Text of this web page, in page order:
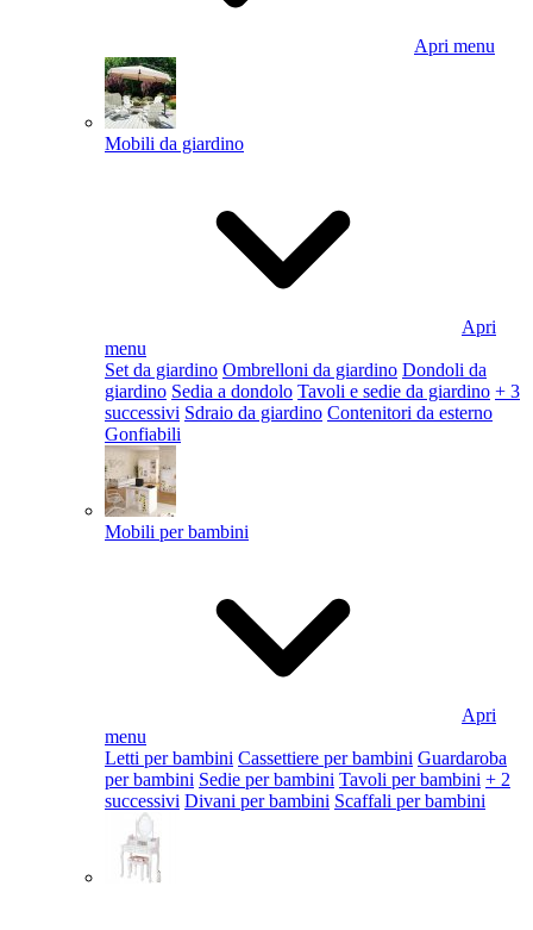
Apri menu
Mobili da giardino
Apri
menu
Set da giardino Ombrelloni da giardino Dondoli da
giardino Sedia a dondolo Tavoli e sedie da giardino + 3
successivi Sdraio da giardino Contenitori da esterno
Gonfiabili
Mobili per bambini
Apri
menu
Letti per bambini Cassettiere per bambini Guardaroba
per bambini Sedie per bambini Tavoli per bambini + 2
successivi Divani per bambini Scaffali per bambini